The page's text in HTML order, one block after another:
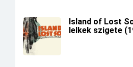
Island of Lost
lelkek szigete